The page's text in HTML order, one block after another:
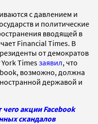
с давлением и
и политические
вводящей в
Financial Times. В
от демократов
Timesзаявил, что
возможно, должна
державой и
акции Facebook
скандалов